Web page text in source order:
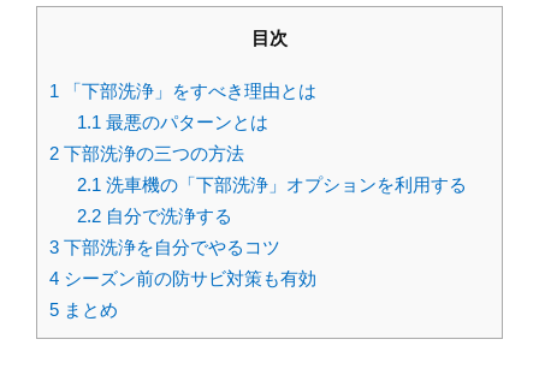
目次
1 「下部洗浄」をすべき理由とは
1.1 最悪のパターンとは
2 下部洗浄の三つの方法
2.1 洗車機の「下部洗浄」オプションを利用する
2.2自分で洗浄する
3 下部洗浄を自分でやるコツ
4 シーズン前の防サビ対策も有効
5 まとめ